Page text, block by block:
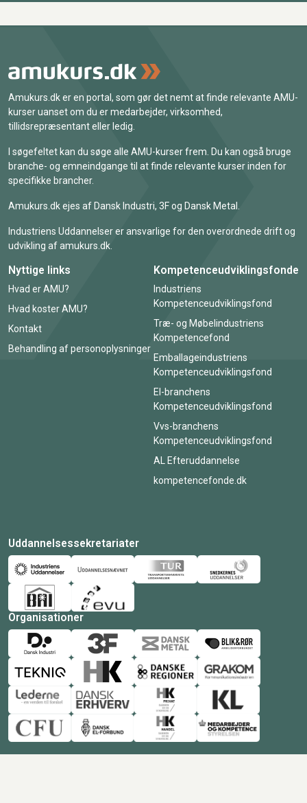
Amukurs.dk er en portal, som gør det nemt at finde relevante AMU-
kurser uanset om du er medarbejder, virksomhed,
tillidsrepræsentant eller ledig.
I søgefeltet kan du søge alle AMU-kurser frem. Du kan også bruge
branche- og emneindgange til at finde relevante kurser inden for
specifikke brancher.
Amukurs.dk ejes af Dansk Industri, 3F og Dansk Metal.
Industriens Uddannelser er ansvarlige for den overordnede drift og
udvikling af amukurs.dk.
Nyttige links
Hvad er AMU?
Hvad koster AMU?
Kontakt
Behandling af personoplysninger
Kompetenceudviklingsfonde
Industriens
Kompetenceudviklingsfond
Træ- og Møbelindustriens
Kompetencefond
Emballageindustriens
Kompetenceudviklingsfond
El-branchens
Kompetenceudviklingsfond
Vvs-branchens
Kompetenceudviklingsfond
AL Efteruddannelse
kompetencefonde.dk
Uddannelsessekretariater
Organisationer